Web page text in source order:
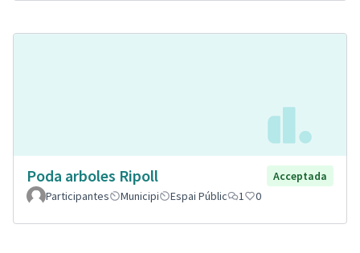
Poda arboles Ripoll
Acceptada
Participantes
Municipi Espai Públic 1 0